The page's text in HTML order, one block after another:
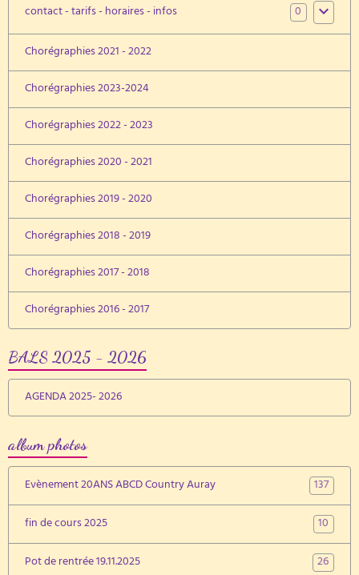
contact - tarifs - horaires - infos
0
Chorégraphies 2021 - 2022
Chorégraphies 2023-2024
Chorégraphies 2022 - 2023
Chorégraphies 2020 - 2021
Chorégraphies 2019 - 2020
Chorégraphies 2018 - 2019
Chorégraphies 2017 - 2018
Chorégraphies 2016 - 2017
BALS 2025 - 2026
AGENDA 2025- 2026
album photos
Evènement 20ANS ABCD Country Auray
137
fin de cours 2025
10
Pot de rentrée 19.11.2025
26